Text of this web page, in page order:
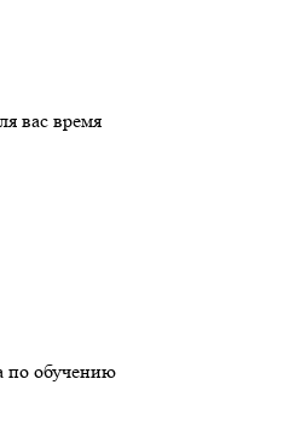
вас время
по обучению